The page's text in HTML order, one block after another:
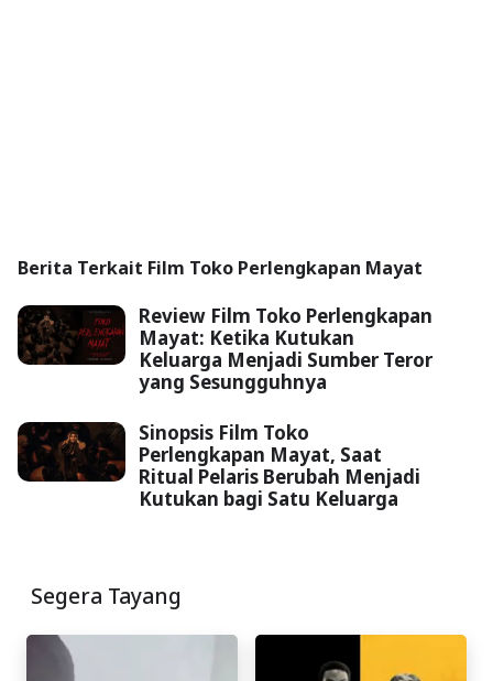
Berita Terkait Film Toko Perlengkapan Mayat
Review Film Toko Perlengkapan
Mayat: Ketika Kutukan
Keluarga Menjadi Sumber Teror
yang Sesungguhnya
Sinopsis Film Toko
Perlengkapan Mayat, Saat
Ritual Pelaris Berubah Menjadi
Kutukan bagi Satu Keluarga
Segera Tayang